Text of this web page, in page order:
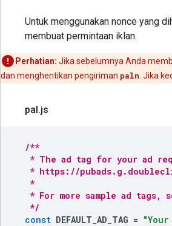
Untuk menggunakan nonce yang
membuat permintaan iklan.
Perhatian: Jika sebelumnya Anda
dan menghentikan pengiriman paln . Jika
pal.js
/**
* The ad tag for your ad
* https://
   *
* For more sample ad tags,
   */
const DEFAULT_AD_TAG =